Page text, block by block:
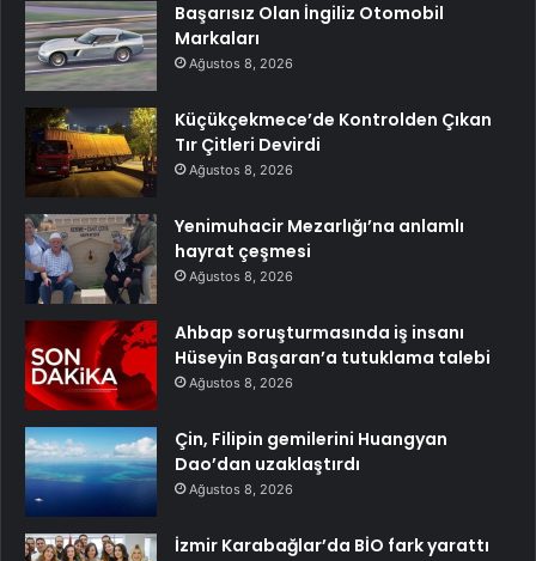
Başarısız Olan İngiliz Otomobil
Markaları
Ağustos 8, 2026
Küçükçekmece’de Kontrolden Çıkan
Tır Çitleri Devirdi
Ağustos 8, 2026
Yenimuhacir Mezarlığı’na anlamlı
hayrat çeşmesi
Ağustos 8, 2026
Ahbap soruşturmasında iş insanı
Hüseyin Başaran’a tutuklama talebi
Ağustos 8, 2026
Çin, Filipin gemilerini Huangyan
Dao’dan uzaklaştırdı
Ağustos 8, 2026
İzmir Karabağlar’da BİO fark yarattı